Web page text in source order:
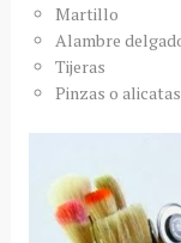
Martillo
Alambre
Tijeras
Pinzas o